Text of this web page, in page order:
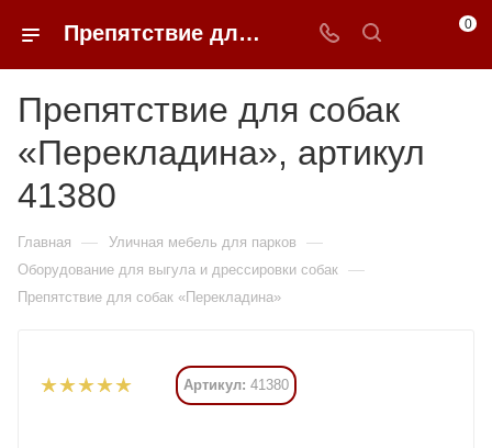
Препятствие для собак «Перекладина» купить в Москве от 159 705 ₽ - 0FFER 0
Препятствие для собак
«Перекладина», артикул
41380
Главная — Уличная мебель для парков —
Оборудование для выгула и дрессировки собак —
Препятствие для собак «Перекладина»
Артикул: 41380